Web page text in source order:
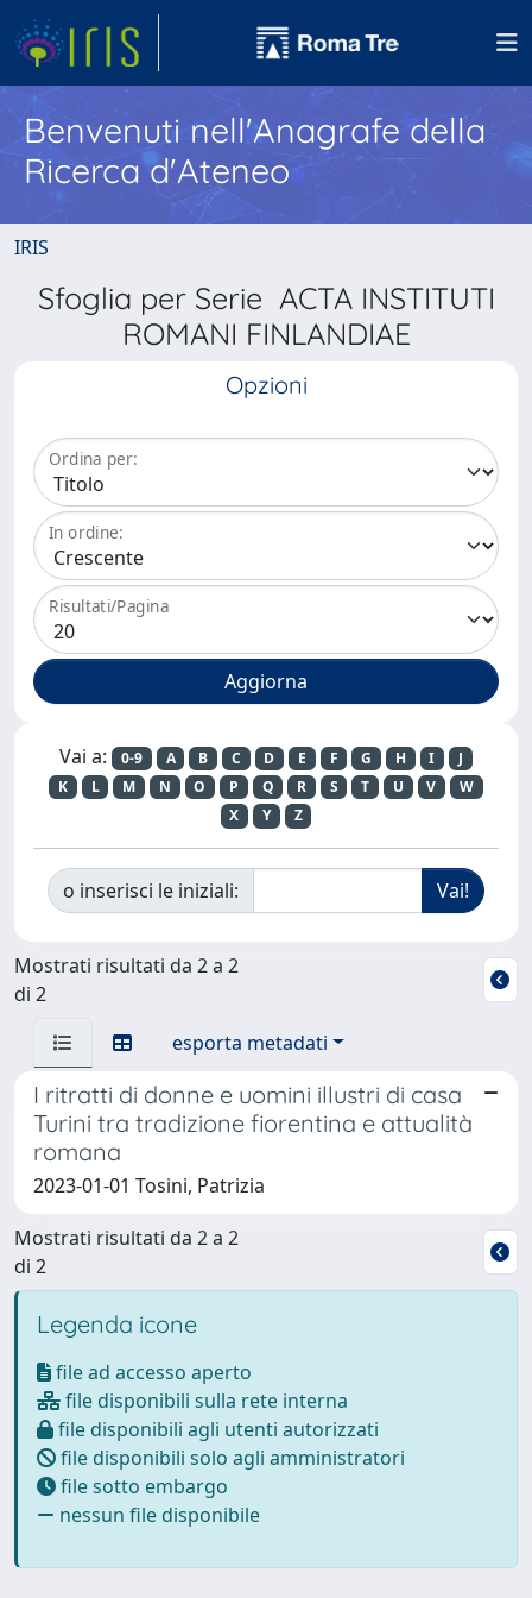
Benvenuti nell'Anagrafe della
Ricerca d'Ateneo
IRIS
Sfoglia per Serie ACTA INSTITUTI
ROMANI FINLANDIAE
Opzioni
Ordina per:
In ordine:
Risultati/Pagina
Vai a: 0-9 A B C D E F G H I
J
K
L M N O P Q R S T U V
W
X
Y Z
o inserisci le iniziali:
Mostrati risultati da 2 a 2
di 2
esporta metadati
I ritratti di donne e uomini illustri di casa
Turini tra tradizione fiorentina e attualità
romana
2023-01-01 Tosini, Patrizia
Mostrati risultati da 2 a 2
di 2
Legenda icone
file ad accesso aperto
file disponibili sulla rete interna
file disponibili agli utenti autorizzati
file disponibili solo agli amministratori
file sotto embargo
nessun file disponibile